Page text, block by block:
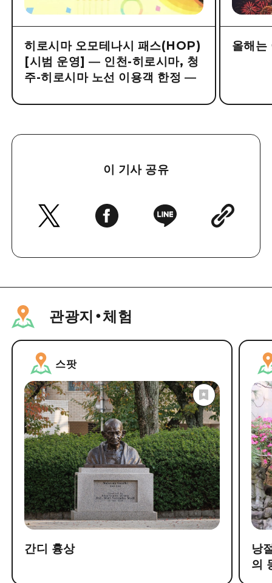
히로시마 오모테나시 패스(HOP)
[시범 운영] ― 인천-히로시마, 청
주-히로시마 노선 이용객 한정 ―
올해는
이 기사 공유
관광지・체험
스팟
간디 흉상
낭
의